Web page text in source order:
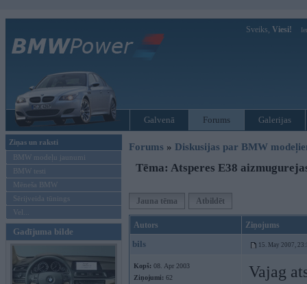
Sveiks, Viesi!
Galvenā Forums Galerijas
Ziņas un raksti
BMW modeļu jaunumi
BMW testi
Mēneša BMW
Sērijveida tūnings
Vel...
Gadījuma bilde
Forums » Diskusijas par BMW
Tēma: Atsperes E38
Jauna tēma Atbildēt
Autors Ziņojums
bils 15. May 2007,
Kopš: 08. Apr 2003
Ziņojumi: 62
Vajag